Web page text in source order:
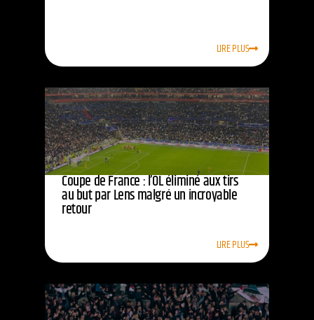
LIRE PLUS
Coupe de France : l’OL éliminé aux tirs
au but par Lens malgré un incroyable
retour
LIRE PLUS